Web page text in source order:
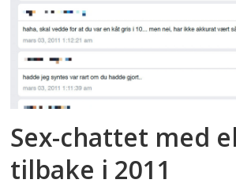
Sex-chattet med
tilbake i 2011